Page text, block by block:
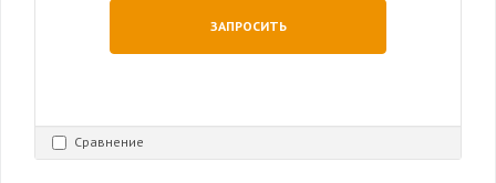
ЗАПРОСИТЬ
Сравнение